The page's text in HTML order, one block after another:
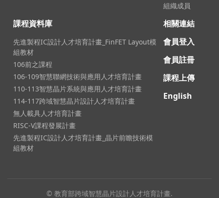
組織成員
課程資料庫
先進製程IC設計人才培育計畫_FinFET Layout模
組教材
106前之課程
106-109智慧聯網技術與應用人才培育計畫
110-113智慧晶片系統與應用人才培育計畫
114-117跨域智慧晶片設計人才培育計畫
無人載具人才培育計畫
RISC-V課程發展計畫
先進製程IC設計人才培育計畫_晶片前瞻技術模
組教材
相關連結
會員登入
會員註冊
課程上傳
English
© 教育部跨域智慧晶片設計人才培育計畫.